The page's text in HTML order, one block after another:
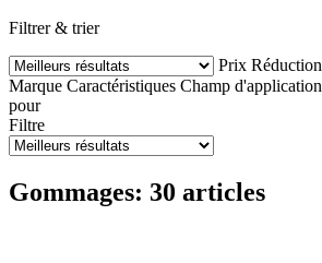
Filtrer & trier
Prix Réduction
Marque Caractéristiques Champ d'application
pour
Filtre
Gommages: 30 articles